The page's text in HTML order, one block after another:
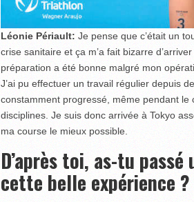
Léonie Périault: Je pense que c’était un
crise sanitaire et ça m’a fait bizarre
préparation a été bonne malgré mon
J’ai pu effectuer un travail régulier depuis
constamment progressé, même pendant
disciplines. Je suis donc arrivée à Tokyo
ma course le mieux possible.
D’après toi, as-tu
cette belle expérience ?